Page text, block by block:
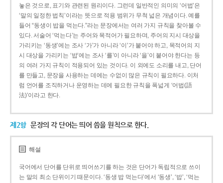
놓은 것으로, 표기와 관련된 원리이다. 그런데 일반적인 의미의 ‘어법’은
‘말의 일정한 법칙’이라는 뜻으로 적용 범위가 무척 넓은 개념이다. 예를
들어 “동생이 밥을 먹는다.”라는 문장에서는 여러 가지 규칙을 찾아볼 수
있다. 서술어 ‘먹는다’는 주어와 목적어가 필요하며, 주어의 지시 대상을
가리키는 ‘동생’에는 조사 ‘가’가 아니라 ‘이’가 붙어야 하고, 목적어의 지
시 대상을 가리키는 ‘밥’에는 조사 ‘를’이 아니라 ‘을’이 붙어야 한다는 등
의 여러 가지 규칙이 적용되어 있는 것이다. 이 외에도 소리를 내고, 단어
를 만들고, 문장을 사용하는 데에는 수없이 많은 규칙이 필요하다. 이처
럼 언어를 조직하거나 운영하는 데에 필요한 규칙을 폭넓게 ‘어법(語
法)’이라고 한다.
제2항 문장의 각 단어는 띄어 씀을 원칙으로 한다.
해설
국어에서 단어를 단위로 띄어쓰기를 하는 것은 단어가 독립적으로 쓰이
는 말의 최소 단위이기 때문이다. ‘동생 밥 먹는다’에서 ‘동생’, ‘밥’, ‘먹는